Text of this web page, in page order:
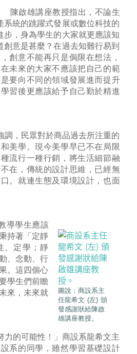
陳啟雄講座教授指出，不論生
系統的跳躍式發展或數位科技的
步，身為學生的大家就更應該知
創意是甚麼？在過去知難行易到
創意不能再只是侷限在想法，
未來的大家不應該把自己的範
要向不同的領域發展進而提升
習後更應該給予自己勤於精進
調，民眾對於商品過去所注重的
美學。現今美學早已不在局限
流行一種行銷，將生活細節融
在，傳統的設計思維，已經無
。就連生態及環境設計，也面
圖說：商設系主
任龍希文 (左) 頒
發感謝狀給陳啟
雄講座教授。
導學生應該
持著「定靜
、定學；靜
、念動、行
。這四個心
學生們前瞻
來，未來就
力的可能性！」商設系龍希文主
系的同學，雖然學習基礎設計